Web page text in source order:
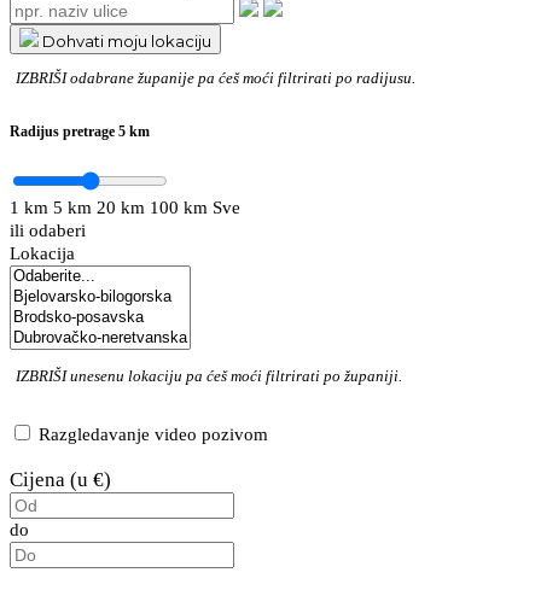
Dohvati moju lokaciju
IZBRIŠIodabrane županije pa ćeš moći filtrirati po radijusu.
Radijus pretrage 5 km
1 km 5 km 20 km 100 km Sve
ili odaberi
Lokacija
IZBRIŠIunesenu lokaciju pa ćeš moći filtrirati po županiji.
Razgledavanje video pozivom
Cijena (u €)
do